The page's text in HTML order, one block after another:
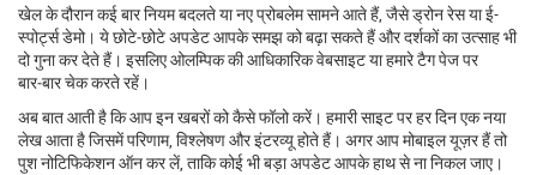
खेल के दौरान कई बार नियम बदलते या नए प्रोबलेम सामने आते हैं, जैसे ड्रोन रेस या ई-
स्पोर्ट्स डेमो। ये छोटे‑छोटे अपडेट आपके समझ को बढ़ा सकते हैं और दर्शकों का उत्साह भी
दो गुना कर देते हैं। इसलिए ओलम्पिक की आधिकारिक वेबसाइट या हमारे टैग पेज पर
बार‑बार चेक करते रहें।
अब बात आती है कि आप इन खबरों को कैसे फॉलो करें। हमारी साइट पर हर दिन एक नया
लेख आता है जिसमें परिणाम, विश्लेषण और इंटरव्यू होते हैं। अगर आप मोबाइल यूज़र हैं तो
पुश नोटिफिकेशन ऑन कर लें, ताकि कोई भी बड़ा अपडेट आपके हाथ से ना निकल जाए।